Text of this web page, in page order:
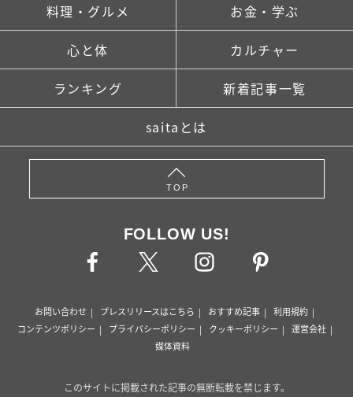
料理・グルメ お金・学ぶ
心と体 カルチャー
ランキング 新着記事一覧
saitaとは
TOP
FOLLOW US!
お問い合わせ プレスリリースはこちら おすすめ記事
利用規約
コンテンツポリシー
プライバシーポリシー クッキーポリシー
運営会社
媒体資料
このサイトに掲載された記事の無断転載を禁じます。